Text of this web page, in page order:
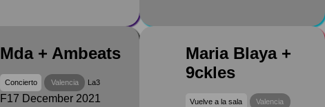
Mda + Ambeats
Concierto Valencia La3
F17 December 2021
Maria Blaya +
9ckles
Vuelve a la sala
Valencia